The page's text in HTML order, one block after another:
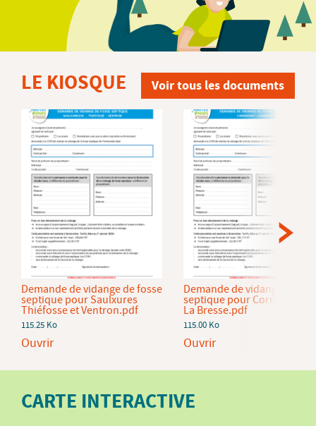
LE KIOSQUE Voir tous les documents
Demande de vidange de fosse
septique pour Saulxures
Thiéfosse et Ventron.pdf
115.25 Ko
Ouvrir
Demande de vidange de
septique pour Cornimont et
La Bresse.pdf
115.00 Ko
Ouvrir
CARTE INTERACTIVE